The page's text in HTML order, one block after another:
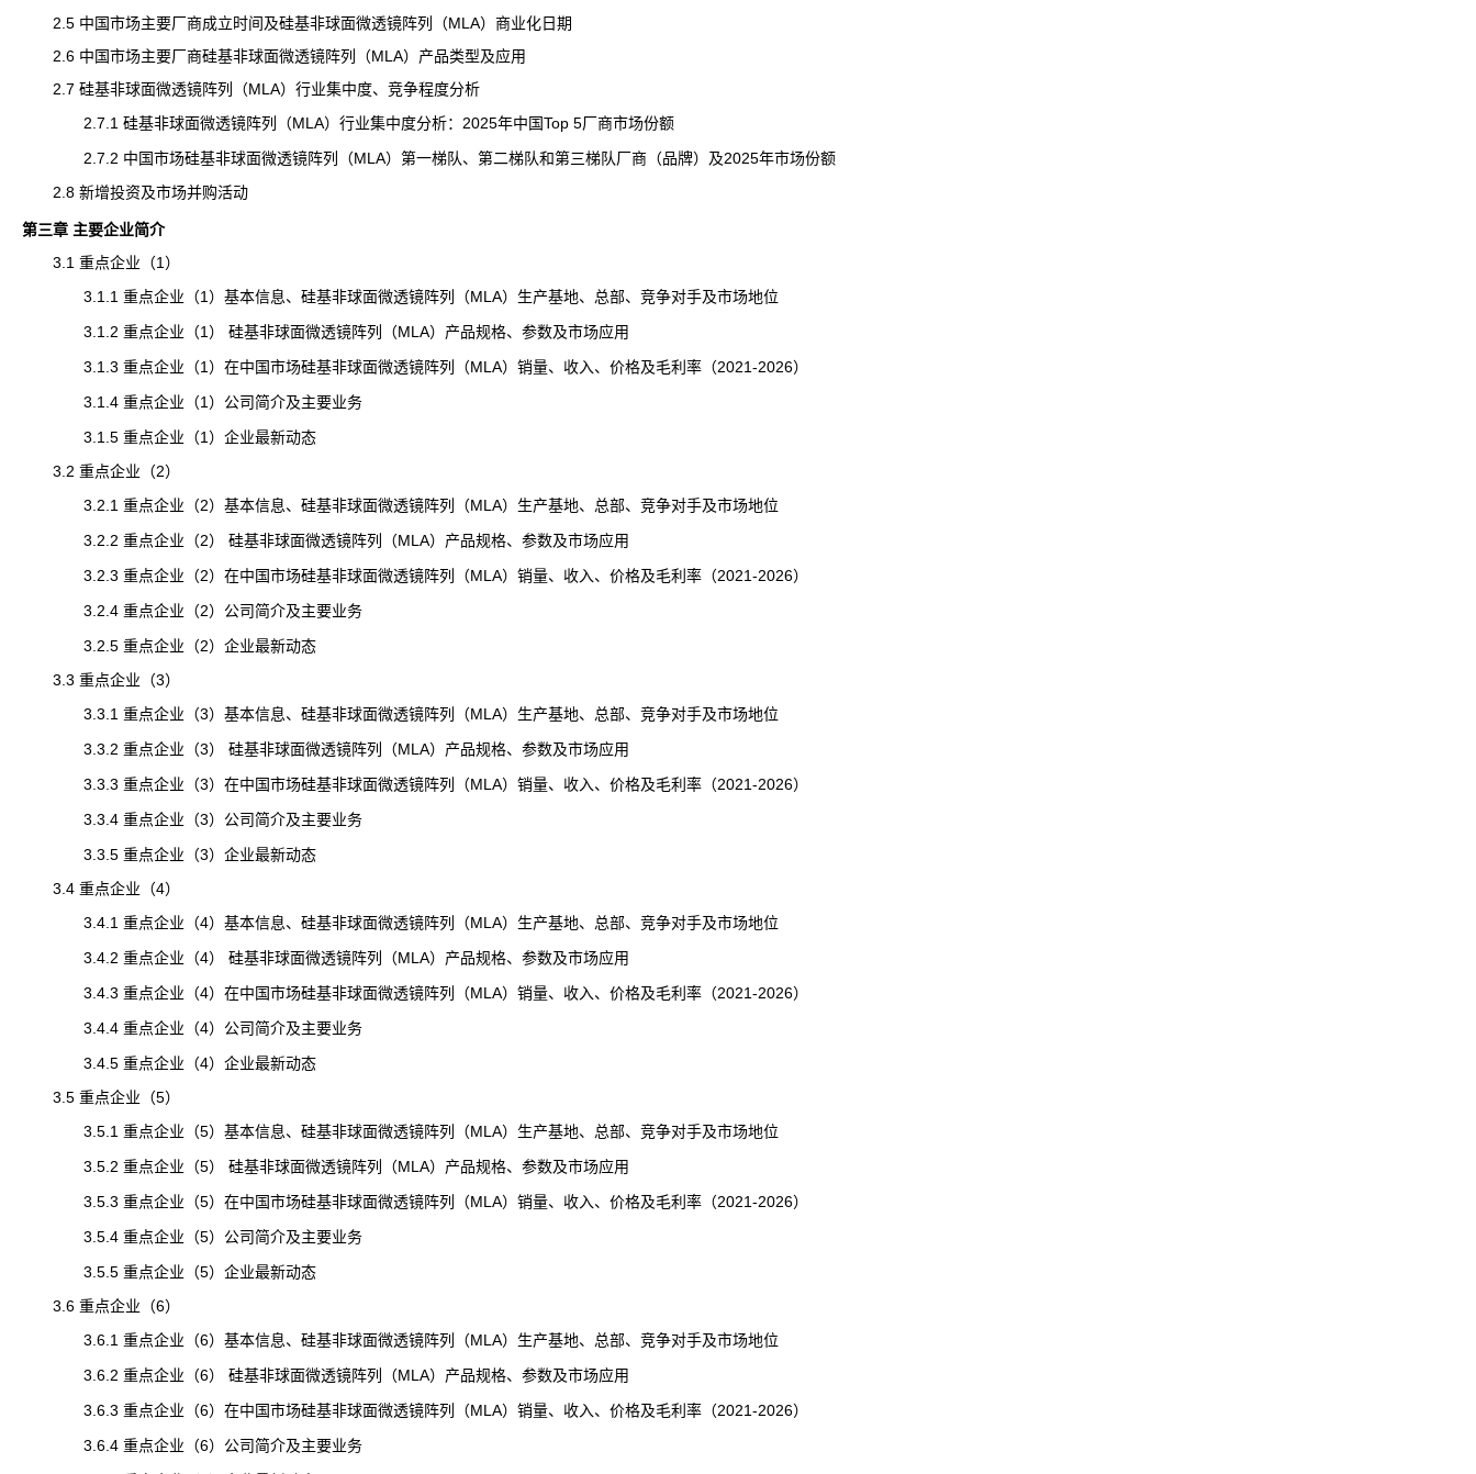
2.5 中国市场主要厂商成立时间及硅基非球面微透镜阵列（MLA）商业化日期
2.6 中国市场主要厂商硅基非球面微透镜阵列（MLA）产品类型及应用
2.7 硅基非球面微透镜阵列（MLA）行业集中度、竞争程度分析
2.7.1 硅基非球面微透镜阵列（MLA）行业集中度分析：2025年中国Top 5厂商市场份额
2.7.2 中国市场硅基非球面微透镜阵列（MLA）第一梯队、第二梯队和第三梯队厂商（品牌）及2025年市场份额
2.8 新增投资及市场并购活动
第三章 主要企业简介
3.1 重点企业（1）
3.1.1 重点企业（1）基本信息、硅基非球面微透镜阵列（MLA）生产基地、总部、竞争对手及市场地位
3.1.2 重点企业（1） 硅基非球面微透镜阵列（MLA）产品规格、参数及市场应用
3.1.3 重点企业（1）在中国市场硅基非球面微透镜阵列（MLA）销量、收入、价格及毛利率（2021-2026）
3.1.4 重点企业（1）公司简介及主要业务
3.1.5 重点企业（1）企业最新动态
3.2 重点企业（2）
3.2.1 重点企业（2）基本信息、硅基非球面微透镜阵列（MLA）生产基地、总部、竞争对手及市场地位
3.2.2 重点企业（2） 硅基非球面微透镜阵列（MLA）产品规格、参数及市场应用
3.2.3 重点企业（2）在中国市场硅基非球面微透镜阵列（MLA）销量、收入、价格及毛利率（2021-2026）
3.2.4 重点企业（2）公司简介及主要业务
3.2.5 重点企业（2）企业最新动态
3.3 重点企业（3）
3.3.1 重点企业（3）基本信息、硅基非球面微透镜阵列（MLA）生产基地、总部、竞争对手及市场地位
3.3.2 重点企业（3） 硅基非球面微透镜阵列（MLA）产品规格、参数及市场应用
3.3.3 重点企业（3）在中国市场硅基非球面微透镜阵列（MLA）销量、收入、价格及毛利率（2021-2026）
3.3.4 重点企业（3）公司简介及主要业务
3.3.5 重点企业（3）企业最新动态
3.4 重点企业（4）
3.4.1 重点企业（4）基本信息、硅基非球面微透镜阵列（MLA）生产基地、总部、竞争对手及市场地位
3.4.2 重点企业（4） 硅基非球面微透镜阵列（MLA）产品规格、参数及市场应用
3.4.3 重点企业（4）在中国市场硅基非球面微透镜阵列（MLA）销量、收入、价格及毛利率（2021-2026）
3.4.4 重点企业（4）公司简介及主要业务
3.4.5 重点企业（4）企业最新动态
3.5 重点企业（5）
3.5.1 重点企业（5）基本信息、硅基非球面微透镜阵列（MLA）生产基地、总部、竞争对手及市场地位
3.5.2 重点企业（5） 硅基非球面微透镜阵列（MLA）产品规格、参数及市场应用
3.5.3 重点企业（5）在中国市场硅基非球面微透镜阵列（MLA）销量、收入、价格及毛利率（2021-2026）
3.5.4 重点企业（5）公司简介及主要业务
3.5.5 重点企业（5）企业最新动态
3.6 重点企业（6）
3.6.1 重点企业（6）基本信息、硅基非球面微透镜阵列（MLA）生产基地、总部、竞争对手及市场地位
3.6.2 重点企业（6） 硅基非球面微透镜阵列（MLA）产品规格、参数及市场应用
3.6.3 重点企业（6）在中国市场硅基非球面微透镜阵列（MLA）销量、收入、价格及毛利率（2021-2026）
3.6.4 重点企业（6）公司简介及主要业务